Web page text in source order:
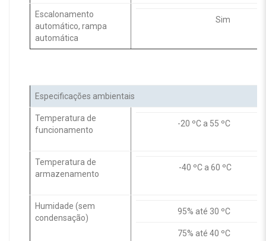
Escalonamento
automático, rampa
automática
Sim
Especificações ambientais
Temperatura de
funcionamento
-20 ºC a 55 ºC
Temperatura de
armazenamento
-40 ºC a 60 ºC
Humidade (sem
condensação)
95% até 30 ºC
75% até 40 ºC